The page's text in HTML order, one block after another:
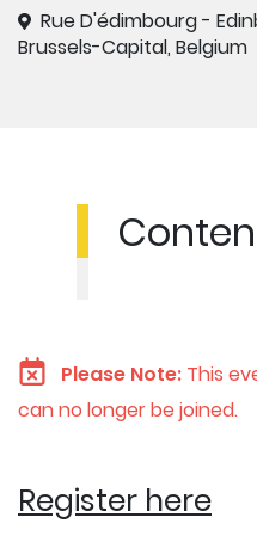
Rue D'édimbourg -
Brussels-Capital, Belgium
Please Note: This
can no longer be joined.
Register here